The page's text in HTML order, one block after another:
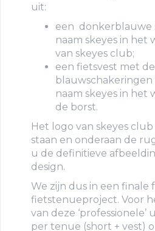
uit:
een donkerblauwe
naam skeyes in het
van skeyes club;
een fietsvest met de
blauwschakeringen
naam skeyes in het
de borst.
Het logo van skeyes
staan en onderaan de
u de definitieve
design.
We zijn dus in een finale
fietstenueproject. Voor
van deze ‘professionele’
per tenue (short + vest)